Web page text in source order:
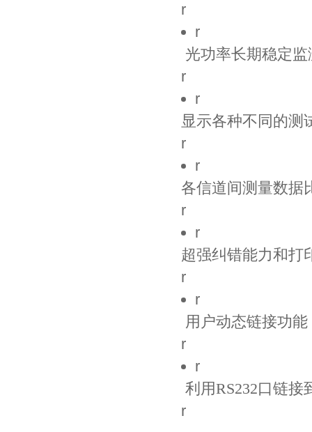
r
r
光功率长期稳定
r
r
显示各种不同的测
r
r
各信道间测量数据
r
r
超强纠错能力和打
r
r
用户动态链接功
r
r
利用RS232口链接
r